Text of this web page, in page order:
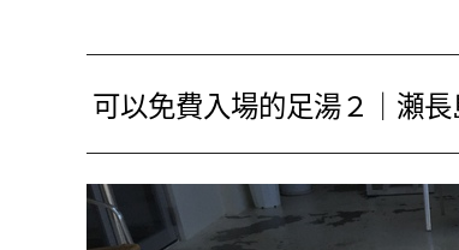
可以免費入場的足湯２｜瀬